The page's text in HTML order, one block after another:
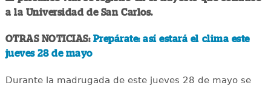
a la Universidad de San Carlos.
OTRAS NOTICIAS: Prepárate: así estará el clima este
jueves 28 de mayo
Durante la madrugada de este jueves 28 de mayo se